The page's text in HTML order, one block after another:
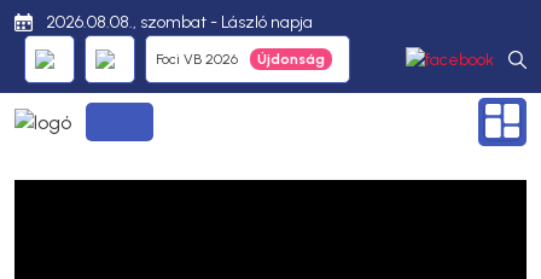
2026.08.08., szombat - László napja
Foci VB 2026